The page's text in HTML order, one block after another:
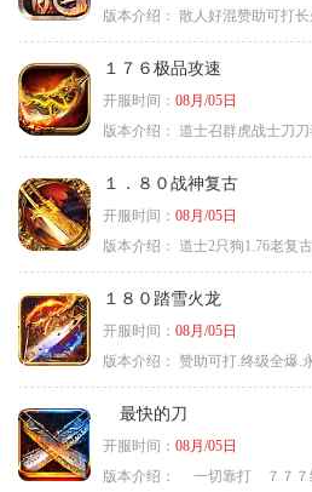
版本介绍： 散人好混赞助可打
１７６极品攻速
开服时间： 08月/05日
版本介绍： 道士召群虎战士刀
１．８０战神复古
开服时间： 08月/05日
版本介绍： 道士2只狗1.76老复
１８０踏雪火龙
开服时间： 08月/05日
版本介绍： 赞助可打.终级全爆.
最快的刀
开服时间： 08月/05日
版本介绍：
一切靠打 ７７７级